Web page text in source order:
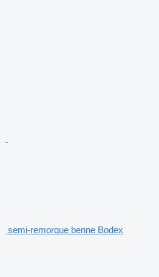
semi-remorque benne Bodex